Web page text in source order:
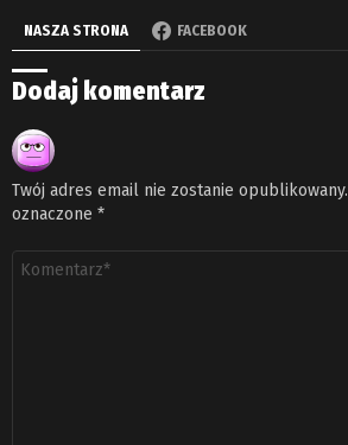
NASZA STRONA FACEBOOK
Dodaj komentarz
Twój adres email nie zostanie opublikowany.
oznaczone *
Komentarz